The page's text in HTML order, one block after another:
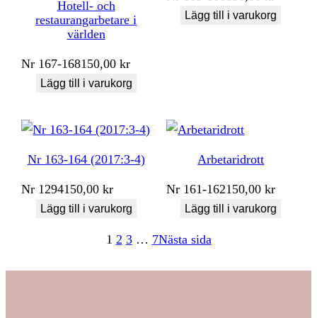
Hotell- och
restaurangarbetare i
världen
Nr 167-168150,00kr
Lägg till i varukorg
Lägg till i varukorg
Nr 163-164 (2017:3-4)
Nr 1294150,00kr
Lägg till i varukorg
Arbetaridrott
Nr 161-162150,00kr
Lägg till i varukorg
1 2 3 … 7Nästa sida